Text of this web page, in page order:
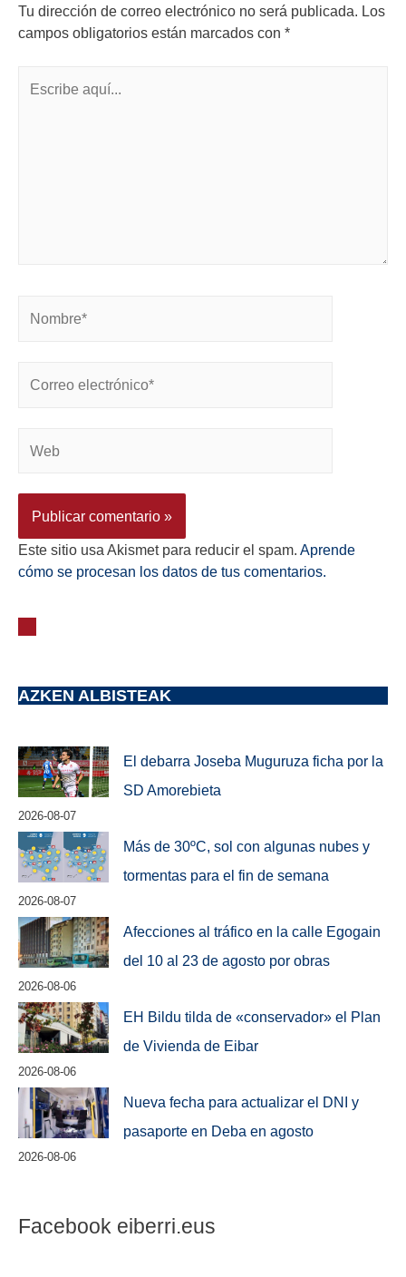
Tu dirección de correo electrónico no será publicada. Los
campos obligatorios están marcados con *
Este sitio usa Akismet para reducir el spam. Aprende
cómo se procesan los datos de tus comentarios.
AZKEN ALBISTEAK
El debarra Joseba Muguruza ficha por la
SD Amorebieta
2026-08-07
Más de 30ºC, sol con algunas nubes y
tormentas para el fin de semana
2026-08-07
Afecciones al tráfico en la calle Egogain
del 10 al 23 de agosto por obras
2026-08-06
EH Bildu tilda de «conservador» el Plan
de Vivienda de Eibar
2026-08-06
Nueva fecha para actualizar el DNI y
pasaporte en Deba en agosto
2026-08-06
Facebook eiberri.eus